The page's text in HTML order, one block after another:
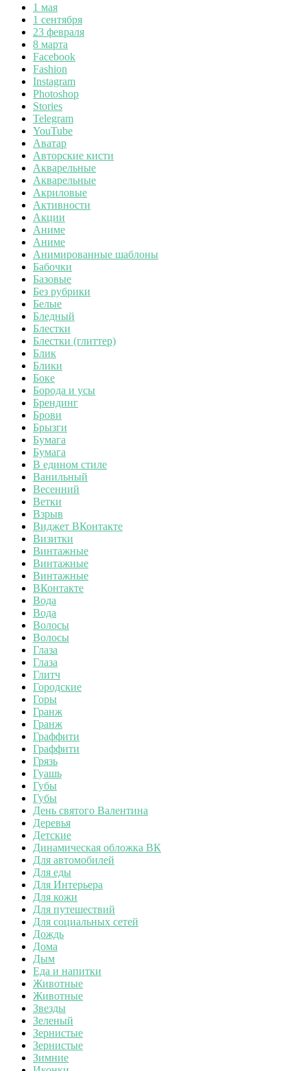
1 мая
1 сентября
23 февраля
8 марта
Facebook
Fashion
Instagram
Photoshop
Stories
Telegram
YouTube
Аватар
Авторские кисти
Акварельные
Акварельные
Акриловые
Активности
Акции
Аниме
Аниме
Анимированные шаблоны
Бабочки
Базовые
Без рубрики
Белые
Бледный
Блестки
Блестки (глиттер)
Блик
Блики
Боке
Борода и усы
Брендинг
Брови
Брызги
Бумага
Бумага
В едином стиле
Ванильный
Весенний
Ветки
Взрыв
Виджет ВКонтакте
Визитки
Винтажные
Винтажные
Винтажные
ВКонтакте
Вода
Вода
Волосы
Волосы
Глаза
Глаза
Глитч
Городские
Горы
Гранж
Гранж
Граффити
Граффити
Грязь
Гуашь
Губы
Губы
День святого Валентина
Деревья
Детские
Динамическая обложка ВК
Для автомобилей
Для еды
Для Интерьера
Для кожи
Для путешествий
Для социальных сетей
Дождь
Дома
Дым
Еда и напитки
Животные
Животные
Звезды
Зеленый
Зернистые
Зернистые
Зимние